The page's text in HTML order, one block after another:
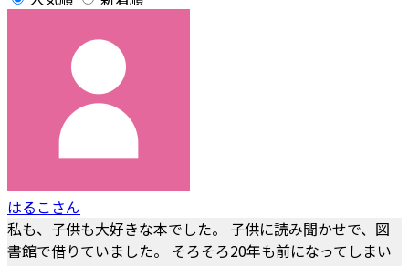
はるこさん
私も、子供も大好きな本でした。 子供に読み聞かせで、図
書館で借りていました。 そろそろ20年も前になってしまい